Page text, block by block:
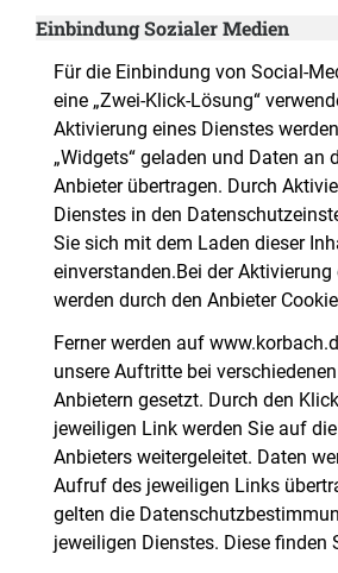
Einbindung Sozialer Medien
Für die Einbindung von Social-
eine „Zwei-Klick-Lösung“
Aktivierung eines Dienstes
„Widgets“ geladen und Daten an
Anbieter übertragen. Durch
Dienstes in den
Sie sich mit dem Laden dieser
einverstanden.Bei der
werden durch den Anbieter
Ferner werden auf
unsere Auftritte bei
Anbietern gesetzt. Durch den
jeweiligen Link werden Sie auf
Anbieters weitergeleitet. Daten
Aufruf des jeweiligen Links
gelten die
jeweiligen Dienstes. Diese finden